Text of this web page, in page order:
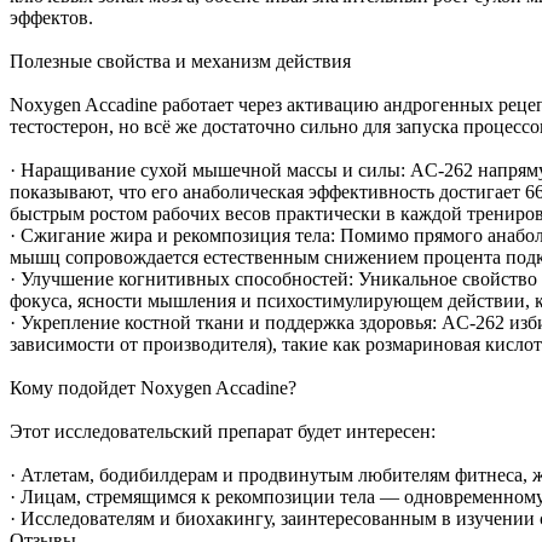
эффектов.
Полезные свойства и механизм действия
Noxygen Accadine работает через активацию андрогенных
тестостерон, но всё же достаточно сильно для запуска
· Наращивание сухой мышечной массы и силы: AC-262
показывают, что его анаболическая эффективность достигает
быстрым ростом рабочих весов практически в каждой
· Сжигание жира и рекомпозиция тела: Помимо прямого
мышц сопровождается естественным снижением процента
· Улучшение когнитивных способностей: Уникальное
фокуса, ясности мышления и психостимулирующем действии,
· Укрепление костной ткани и поддержка здоровья: AC-262
зависимости от производителя), такие как розмариновая
Кому подойдет Noxygen Accadine?
Этот исследовательский препарат будет интересен:
· Атлетам, бодибилдерам и продвинутым любителям фитнеса,
· Лицам, стремящимся к рекомпозиции тела —
· Исследователям и биохакингу, заинтересованным в